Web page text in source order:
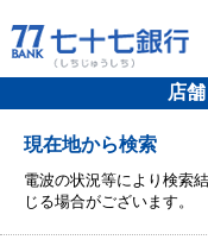
店
現在地から検索
電波の状況等により検索
じる場合がございます。